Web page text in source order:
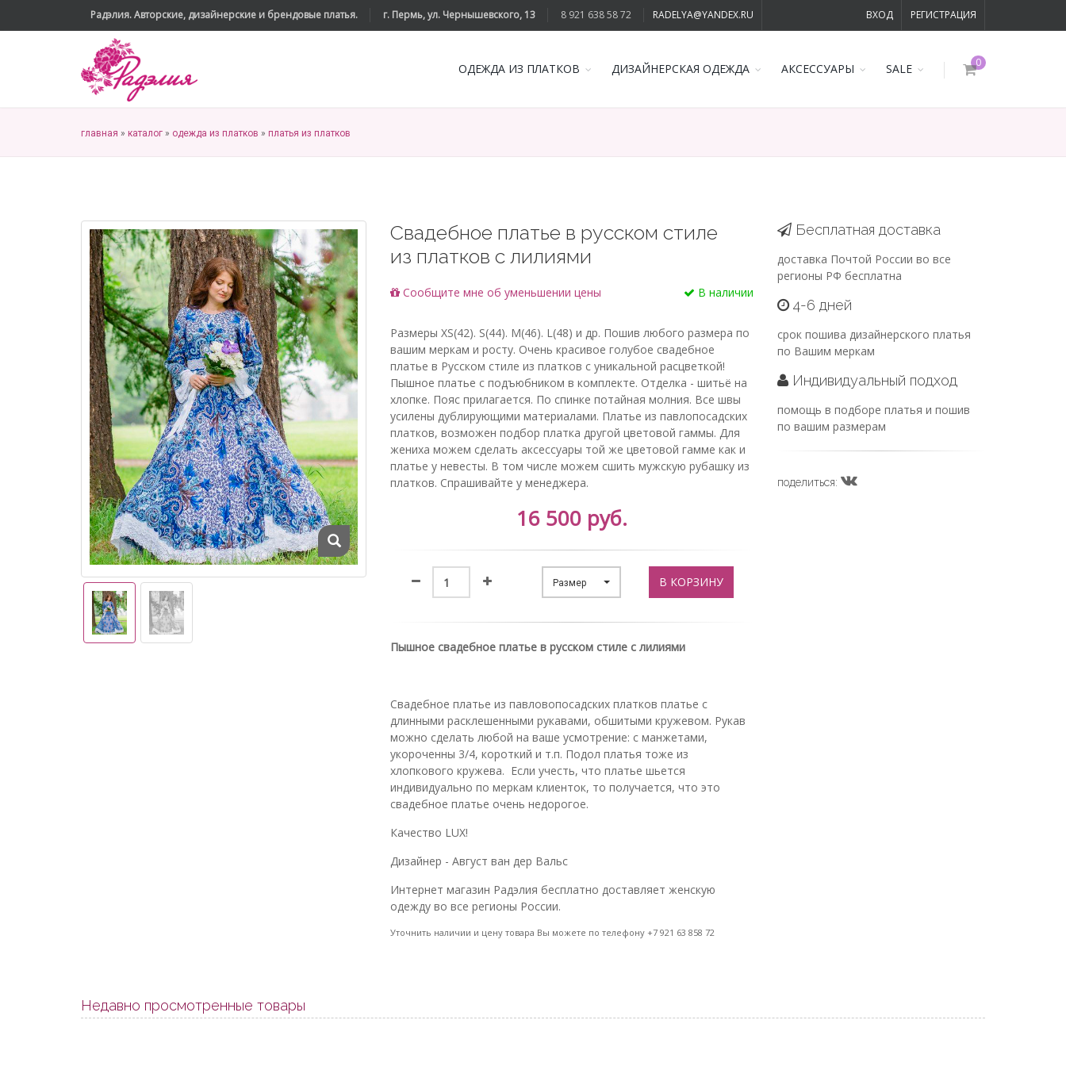
ВХОД РЕГИСТРАЦИЯ
Радэлия. Авторские, дизайнерские и брендовые платья. г. Пермь, ул. Чернышевского, 13 8 921 638 58 72 RADELYA@YANDEX.RU
0
ОДЕЖДА ИЗ ПЛАТКОВ ДИЗАЙНЕРСКАЯ ОДЕЖДА АКСЕССУАРЫ SALE
главная » каталог » одежда из платков » платья из платков
Свадебное платье в русском стиле
из платков с лилиями
В наличии
Cообщите мне об уменьшении цены
Размеры XS(42). S(44). M(46). L(48) и др. Пошив любого размера по
вашим меркам и росту. Очень красивое голубое свадебное
платье в Русском стиле из платков с уникальной расцветкой!
Пышное платье с подъюбником в комплекте. Отделка - шитьё на
хлопке. Пояс прилагается. По спинке потайная молния. Все швы
усилены дублирующими материалами. Платье из павлопосадских
платков, возможен подбор платка другой цветовой гаммы. Для
жениха можем сделать аксессуары той же цветовой гамме как и
платье у невесты. В том числе можем сшить мужскую рубашку из
платков. Спрашивайте у менеджера.
16 500 руб.
Размер В КОРЗИНУ
Пышное свадебное платье в русском стиле с лилиями
Свадебное платье из павловопосадских платков платье с
длинными расклешенными рукавами, обшитыми кружевом. Рукав
можно сделать любой на ваше усмотрение: с манжетами,
укороченны 3/4, короткий и т.п. Подол платья тоже из
хлопкового кружева. Если учесть, что платье шьется
индивидуально по меркам клиенток, то получается, что это
свадебное платье очень недорогое.
Качество LUX!
Дизайнер - Август ван дер Вальс
Интернет магазин Радэлия бесплатно доставляет женскую
одежду во все регионы России.
Уточнить наличии и цену товара Вы можете по телефону +7 921 63 858 72
Бесплатная доставка
доставка Почтой России во все
регионы РФ бесплатна
4-6 дней
срок пошива дизайнерского платья
по Вашим меркам
Индивидуальный подход
помощь в подборе платья и пошив
по вашим размерам
поделиться:
Недавно просмотренные товары